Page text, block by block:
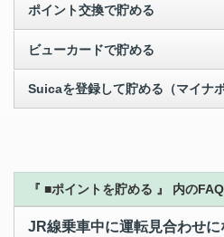
ポイント交換で貯める
ビューカードで貯める
Suicaを登録して貯める（マイナポ
『 ■ポイントを貯める 』 内のFAQ
JR線乗車中に運転見合わせ